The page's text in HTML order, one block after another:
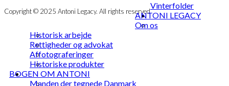
Copyright © 2025 Antoni Legacy. All rights reserved
Vinterfolder
ANTONI LEGACY
Om os
Historisk arbejde
Rettigheder og advokat
Affotograferinger
Historiske produkter
BOGEN OM ANTONI
Manden der tegnede Danmark